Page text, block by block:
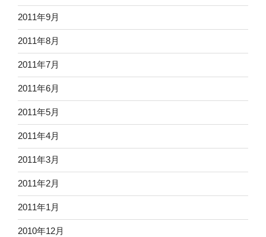
2011年9月
2011年8月
2011年7月
2011年6月
2011年5月
2011年4月
2011年3月
2011年2月
2011年1月
2010年12月